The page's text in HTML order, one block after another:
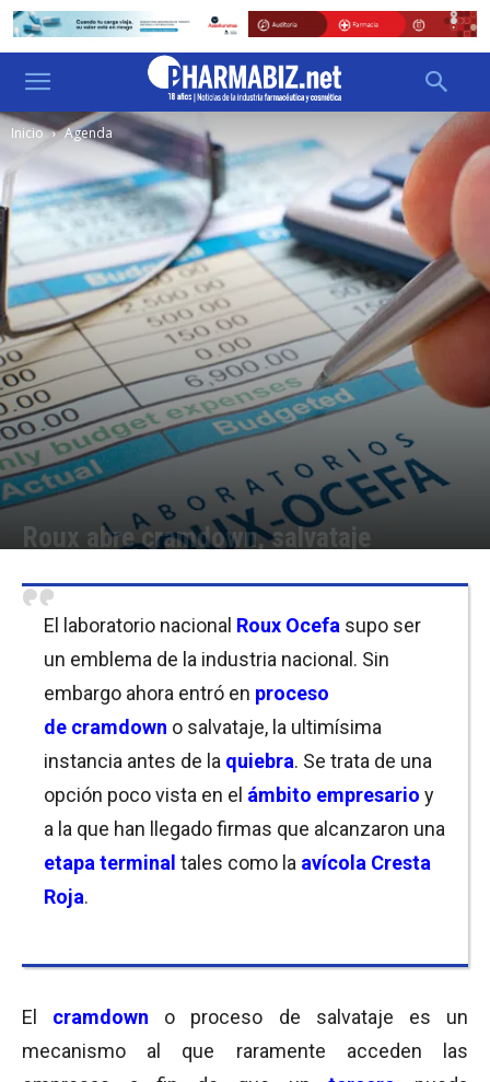
Inicio Agenda
Roux abre cramdown, salvataje
El laboratorio nacional Roux Ocefa supo ser
un emblema de la industria nacional. Sin
embargo ahora entró en proceso
de cramdown o salvataje, la ultimísima
instancia antes de la quiebra. Se trata de una
opción poco vista en el ámbito empresario y
a la que han llegado firmas que alcanzaron una
etapa terminal tales como la avícola Cresta
Roja.
El cramdown
o proceso de salvataje es un
mecanismo al que raramente acceden las